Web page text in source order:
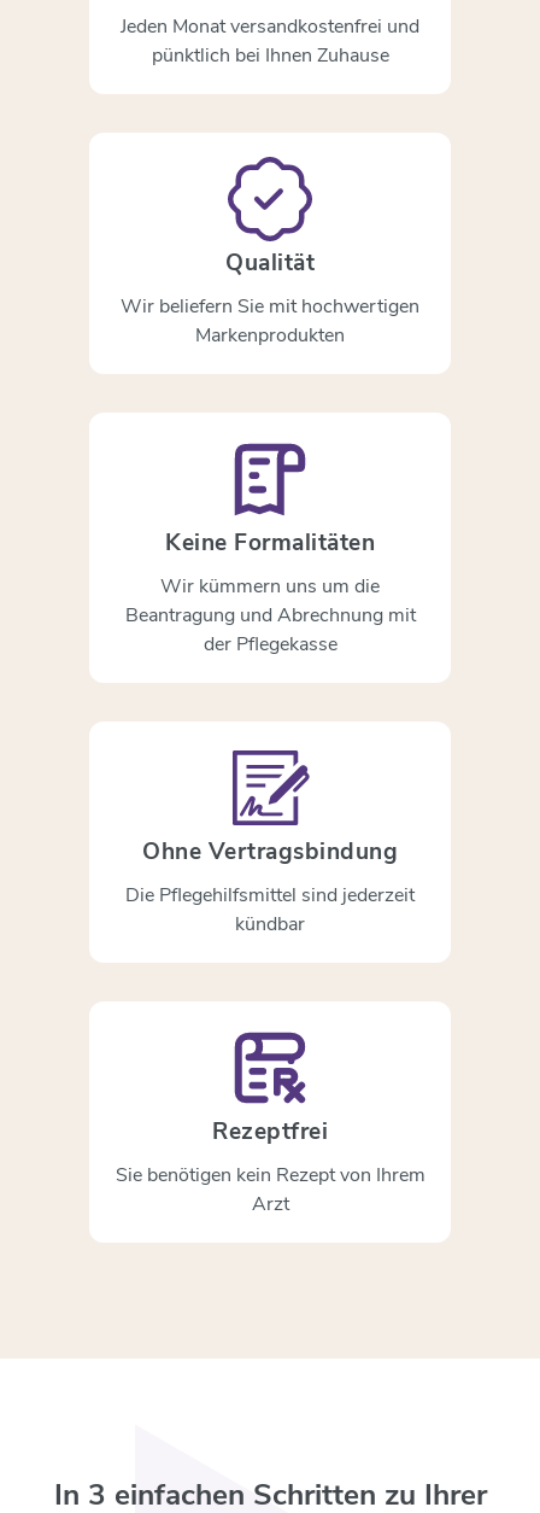
Jeden Monat versandkostenfrei und
pünktlich bei Ihnen Zuhause
Qualität
Wir beliefern Sie mit hochwertigen
Markenprodukten
Keine Formalitäten
Wir kümmern uns um die
Beantragung und Abrechnung mit
der Pflegekasse
Ohne Vertragsbindung
Die Pflegehilfsmittel sind jederzeit
kündbar
Rezeptfrei
Sie benötigen kein Rezept von Ihrem
Arzt
In 3 einfachen Schritten zu Ihrer